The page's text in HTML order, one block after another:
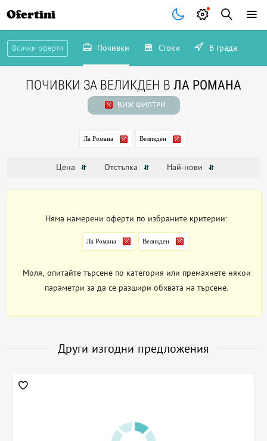
Ofertini
Всички оферти Почивки Стоки В града
ПОЧИВКИ ЗА ВЕЛИКДЕН В ЛА РОМАНА
ВИЖ ФИЛТРИ
Ла Романа Великден
Цена Отстъпка Най-нови
Няма намерени оферти по избраните критерии:
Ла Романа Великден
Моля, опитайте търсене по категория или премахнете някои
параметри за да се разшири обхвата на търсене.
Други изгодни предложения